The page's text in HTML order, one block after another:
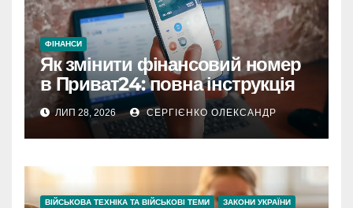
ФІНАНСИ
Як змінити фінансовий номер
в Приват24: повна інструкція
ЛИП 28, 2026 СЕРГІЄНКО ОЛЕКСАНДР
ВІЙСЬКОВА ТЕХНІКА ТА ВІЙСЬКОВІ ТЕМИ ЗАКОНИ УКРАЇНИ